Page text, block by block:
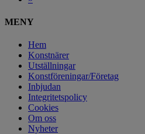
MENY
Hem
Konstnärer
Utställningar
Konstföreningar/Företag
Inbjudan
Integritetspolicy
Cookies
Om oss
Nyheter